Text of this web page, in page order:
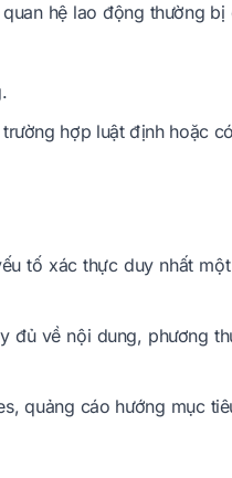
hệ lao động thường bị
hợp luật định hoặc
tố xác thực duy nhất
đủ về nội dung, phương
quảng cáo hướng mục